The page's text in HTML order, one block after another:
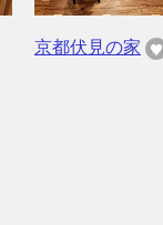
京都伏見の家